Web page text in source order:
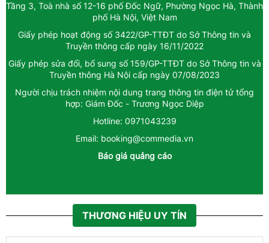
Tầng 3, Toà nhà số 12-16 phố Đốc Ngữ, Phường Ngọc Hà, Thành
phố Hà Nội, Việt Nam
Giấy phép hoạt động số 3422/GP-TTĐT do Sở Thông tin và
Truyền thông cấp ngày 16/11/2022
Giấy phép sửa đổi, bổ sung số 159/GP-TTĐT do Sở Thông tin và
Truyền thông Hà Nội cấp ngày 07/08/2023
Người chịu trách nhiệm nội dung trang thông tin điện tử tổng
hợp: Giám Đốc - Trương Ngọc Diệp
Hotline: 0971043239
Email: booking@commedia.vn
Báo giá quảng cáo
THƯƠNG HIỆU UY TÍN